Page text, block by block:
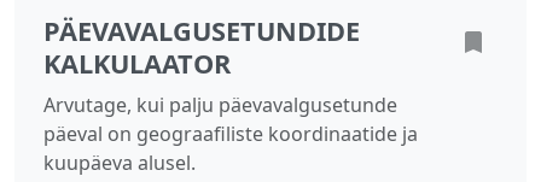
PÄEVAVALGUSETUNDIDE
KALKULAATOR
Arvutage, kui palju päevavalgusetunde
päeval on geograafiliste koordinaatide ja
kuupäeva alusel.